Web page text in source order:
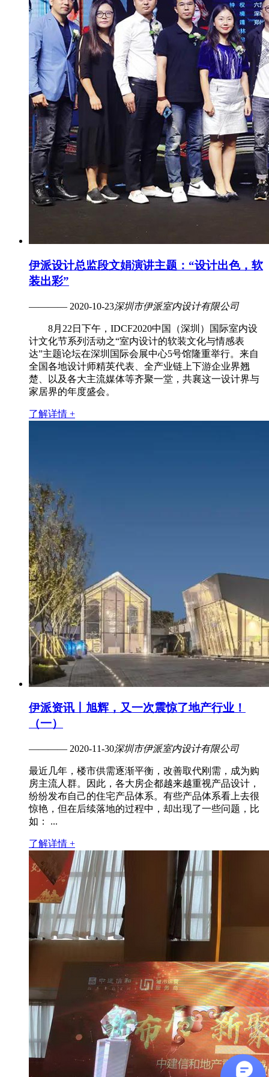
伊派设计总监段文娟演讲主题：“设计出色，软
装出彩”
———— 2020-10-23深圳市伊派室内设计有限公司
8月22日下午，IDCF2020中国（深圳）国际室内设
计文化节系列活动之“室内设计的软装文化与情感表
达”主题论坛在深圳国际会展中心5号馆隆重举行。来自
全国各地设计师精英代表、全产业链上下游企业界翘
楚、以及各大主流媒体等齐聚一堂，共襄这一设计界与
家居界的年度盛会。
了解详情 +
伊派资讯丨旭辉，又一次震惊了地产行业！
（一）
———— 2020-11-30深圳市伊派室内设计有限公司
最近几年，楼市供需逐渐平衡，改善取代刚需，成为购
房主流人群。因此，各大房企都越来越重视产品设计，
纷纷发布自己的住宅产品体系。有些产品体系看上去很
惊艳，但在后续落地的过程中，却出现了一些问题，比
如： ...
了解详情 +